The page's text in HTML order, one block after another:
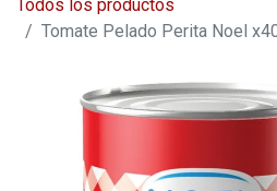
Todos los productos
Tomate Pelado Perita Noel